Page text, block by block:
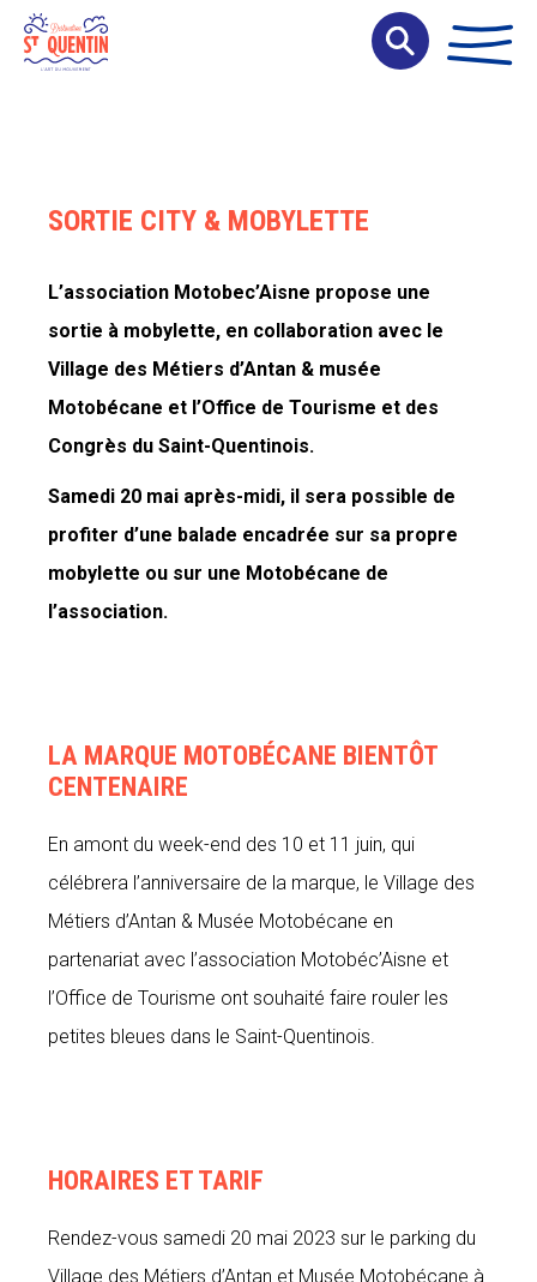
SORTIE CITY & MOBYLETTE
L’association Motobec’Aisne propose une
sortie à mobylette, en collaboration avec le
Village des Métiers d’Antan & musée
Motobécane et l’Office de Tourisme et des
Congrès du Saint-Quentinois.
Samedi 20 mai après-midi, il sera possible de
profiter d’une balade encadrée sur sa propre
mobylette ou sur une Motobécane de
l’association.
LA MARQUE MOTOBÉCANE BIENTÔT
CENTENAIRE
En amont du week-end des 10 et 11 juin, qui
célébrera l’anniversaire de la marque, le Village des
Métiers d’Antan & Musée Motobécane en
partenariat avec l’association Motobéc’Aisne et
l’Office de Tourisme ont souhaité faire rouler les
petites bleues dans le Saint-Quentinois.
HORAIRES ET TARIF
Rendez-vous samedi 20 mai 2023 sur le parking du
Village des Métiers d’Antan et Musée Motobécane à
Panneau de gestion des cookies